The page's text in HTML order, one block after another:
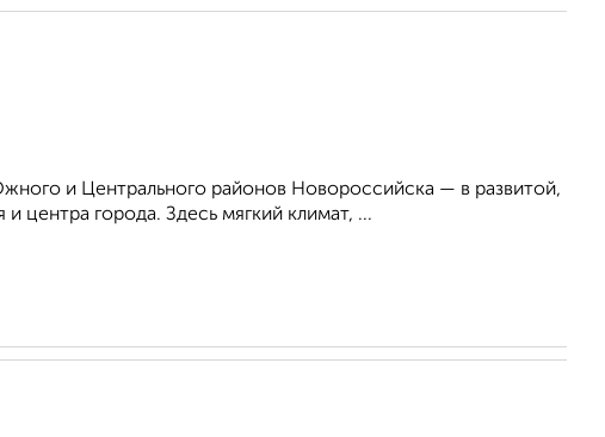
и Центрального районов Новороссийска — в развитой,
центра города. Здесь мягкий климат, ...